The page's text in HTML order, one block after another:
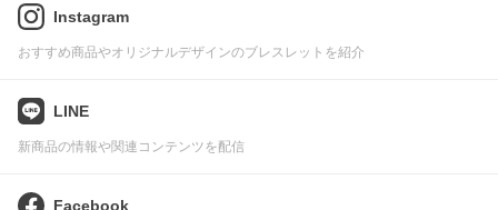
Instagram
おすすめ商品やオリジナルデザインのブレスレットを紹介
LINE
新商品の情報や関連コンテンツを配信
Facebook